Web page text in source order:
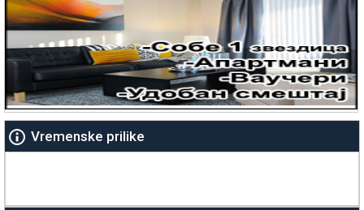
Vremenske prilike